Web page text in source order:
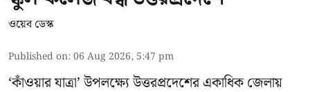
ওয়েব ডেস্ক
Published on:06 Aug 2026, 5:47 pm
‘কাঁওয়ার যাত্রা’উপলক্ষ্যে উত্তরপ্রদেশের একাধিক জেলায়